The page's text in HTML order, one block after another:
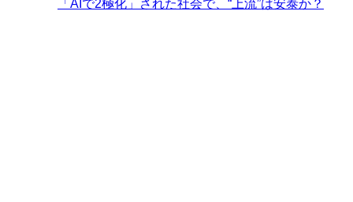
「AIで2極化」された社会で、“上流”は安泰か？